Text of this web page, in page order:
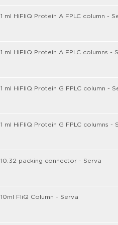
1 ml HiFliQ Protein A FPLC column -
1 ml HiFliQ Protein A FPLC columns -
1 ml HiFliQ Protein G FPLC column -
1 ml HiFliQ Protein G FPLC columns -
10.32 packing connector - Serva
10ml FliQ Column - Serva